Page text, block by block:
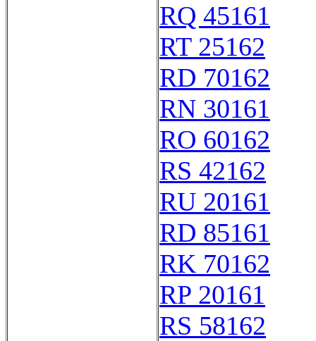
RQ 45161
RT 25162
RD 70162
RN 30161
RO 60162
RS 42162
RU 20161
RD 85161
RK 70162
RP 20161
RS 58162